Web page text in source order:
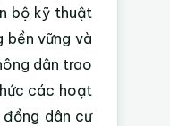
bộ kỹ thuật
bền vững và
dân trao
các hoạt
dân cư